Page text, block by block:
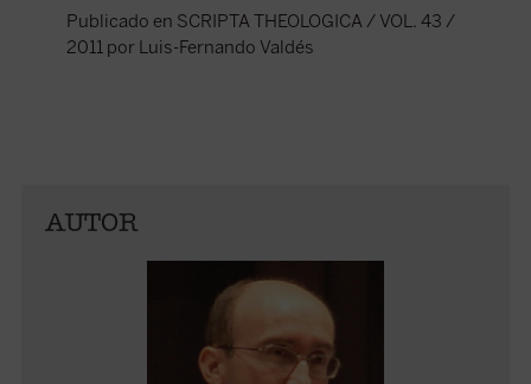
Publicado en SCRIPTA THEOLOGICA / VOL. 43 /
2011 por Luis-Fernando Valdés
AUTOR